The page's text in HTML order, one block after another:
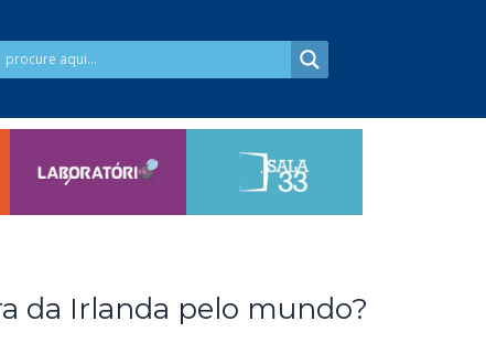
da Irlanda pelo mundo?